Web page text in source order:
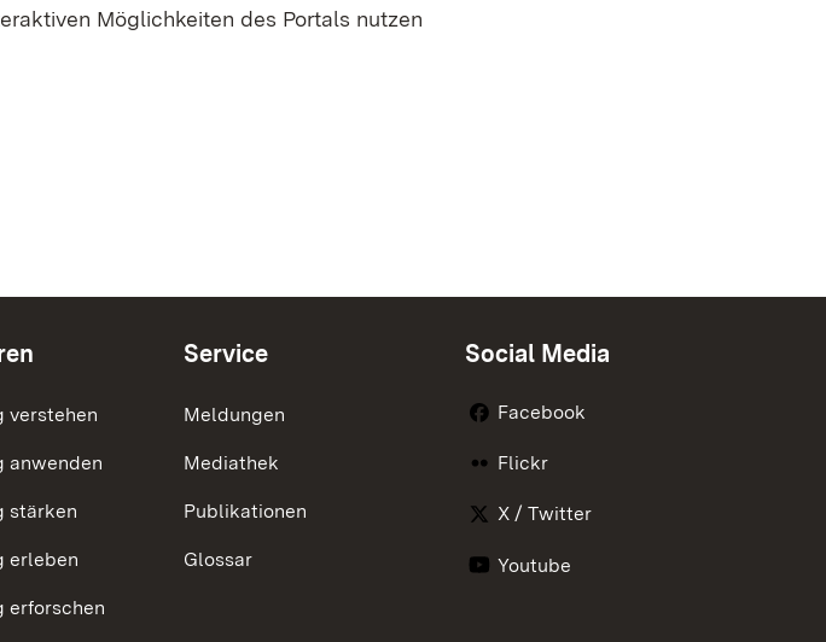
Möglichkeiten des Portals nutzen
verstehen
anwenden
stärken
erleben
erforschen
Service
Meldungen
Mediathek
Publikationen
Glossar
Social Media
Facebook
Flickr
X / Twitter
Youtube